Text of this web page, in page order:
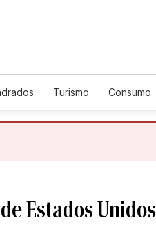
Turismo Consumo
Estados Unidos